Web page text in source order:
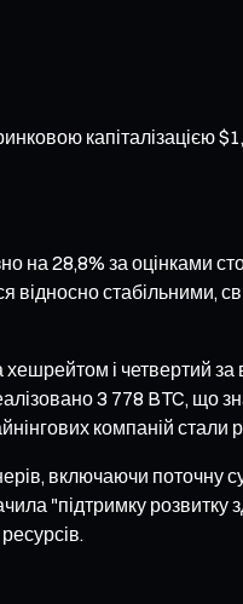
капіталізацією
на 28,8% за оцінками
стабільними,
хешрейтом і четвертий
3 778 BTC, що
компаній стали
включаючи поточну
"підтримку розвитку